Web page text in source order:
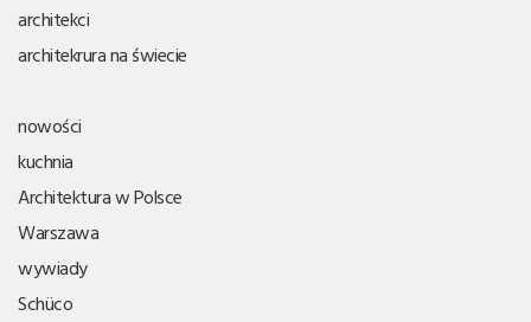
architekci
architekrura na świecie
nowości
kuchnia
Architektura w Polsce
Warszawa
wywiady
Schüco